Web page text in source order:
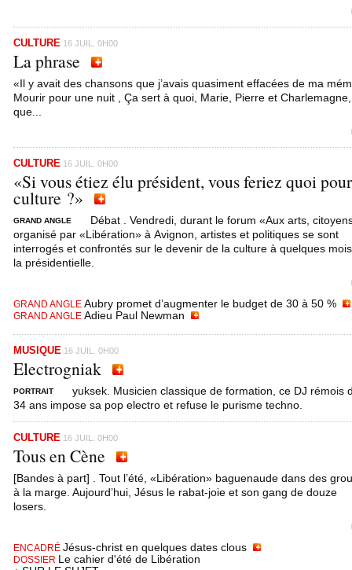
CULTURE 16 JUIL. 0H00
La phrase
«Il y avait des chansons que j’avais quasiment effacées de ma
Mourir pour une nuit , Ça sert à quoi, Marie, Pierre et Charlemagne,
que...
CULTURE 16 JUIL. 0H00
«Si vous étiez élu président, vous feriez quoi
culture ?»
GRAND ANGLE
Débat . Vendredi, durant le forum «Aux arts,
organisé par «Libération» à Avignon, artistes et politiques se sont
interrogés et confrontés sur le devenir de la culture à quelques
la présidentielle.
GRAND ANGLE Aubry promet d’augmenter le budget de 30 à 50 %
GRAND ANGLE Adieu Paul Newman
MUSIQUE 16 JUIL. 0H00
Electrogniak
PORTRAIT
yuksek. Musicien classique de formation, ce DJ rémois
34 ans impose sa pop electro et refuse le purisme techno.
CULTURE 16 JUIL. 0H00
Tous en Cène
[Bandes à part] . Tout l’été, «Libération» baguenaude dans des
à la marge. Aujourd’hui, Jésus le rabat-joie et son gang de douze
losers.
ENCADRÉ Jésus-christ en quelques dates clous
DOSSIER Le cahier d'été de Libération